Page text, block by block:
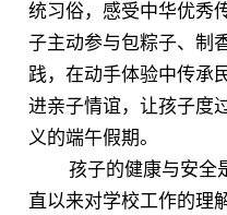
统习俗，感受中华优秀
子主动参与包粽子、制
践，在动手体验中传承
进亲子情谊，让孩子度
义的端午假期。
孩子的健康与安全
直以来对学校工作的理